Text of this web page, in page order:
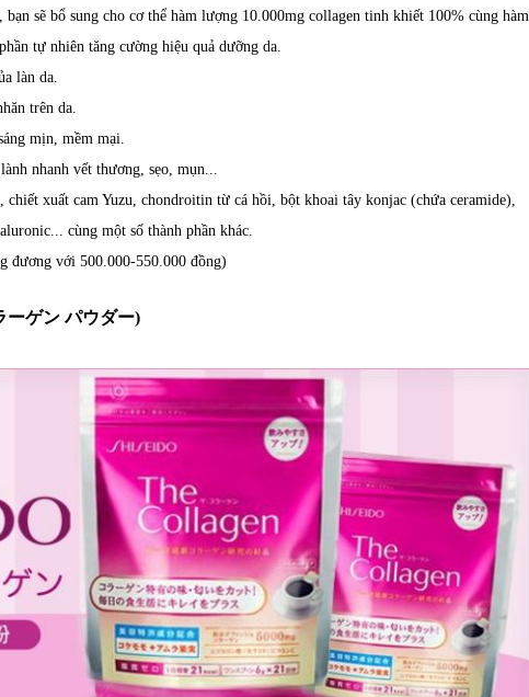
sẽ bổ sung cho cơ thể hàm lượng 10.000mg collagen tinh khiết 100% cùng hàm
tự nhiên tăng cường hiệu quả dưỡng da.
làn da.
trên da.
mịn, mềm mại.
nhanh vết thương, sẹo, mụn...
xuất cam Yuzu, chondroitin từ cá hồi, bột khoai tây konjac (chứa ceramide),
cùng một số thành phần khác.
đương với 500.000-550.000 đồng)
ーゲン パウダー)